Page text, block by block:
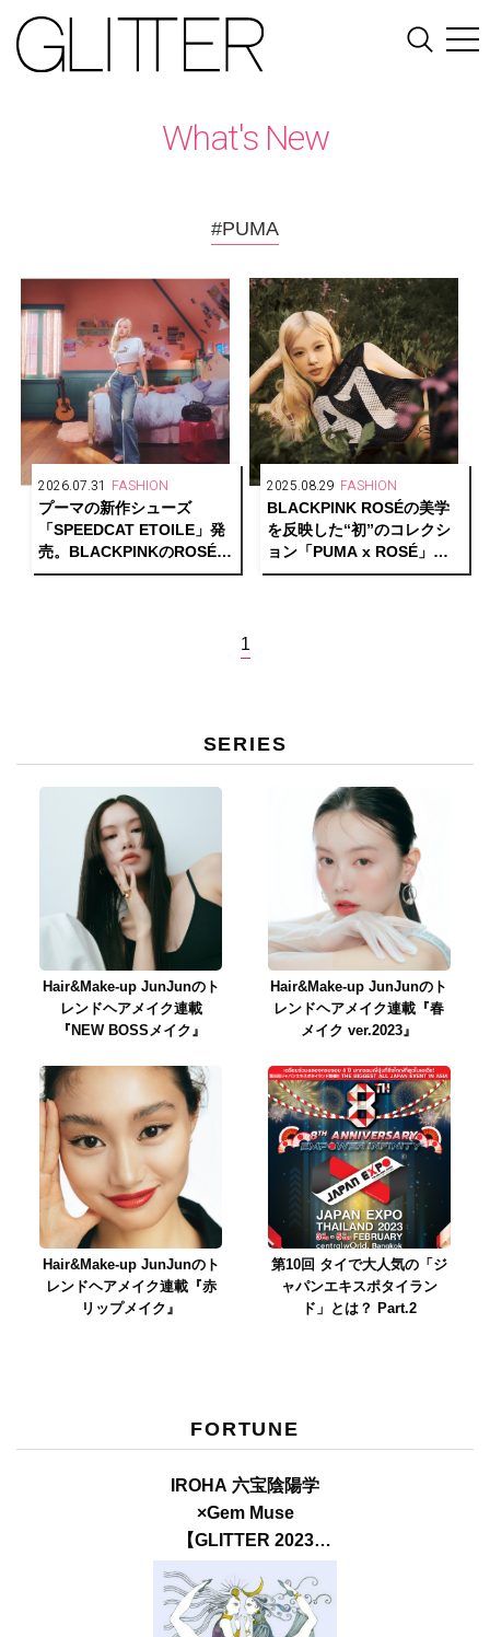
What's New
#PUMA
2026.07.31 FASHION
プーマの新作シューズ
「SPEEDCAT ETOILE」発
売。BLACKPINKのROSÉを
起用したキャンペーンビジ
2025.08.29 FASHION
BLACKPINK ROSÉの美学
を反映した“初”のコレクシ
ョン「PUMA x ROSÉ」が
登場
1
SERIES
Hair&Make-up JunJunのト
レンドヘアメイク連載
『NEW BOSSメイク』
Hair&Make-up JunJunのト
レンドヘアメイク連載『春
メイク ver.2023』
Hair&Make-up JunJunのト
レンドヘアメイク連載『赤
リップメイク』
第10回 タイで大人気の「ジ
ャパンエキスポタイラン
ド」とは？ Part.2
FORTUNE
IROHA 六宝陰陽学
×Gem Muse
【GLITTER 2023
SUMMER issue】